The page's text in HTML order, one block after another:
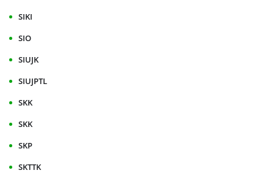
SIKI
SIO
SIUJK
SIUJPTL
SKK
SKK
SKP
SKTTK